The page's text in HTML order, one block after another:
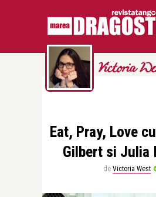
Victoria
Eat, Pray, Love
Gilbert si Julia
de Victoria West